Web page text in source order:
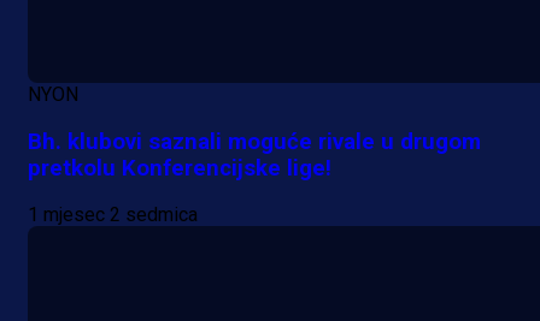
NYON
Bh. klubovi saznali moguće rivale u drugom
pretkolu Konferencijske lige!
1 mjesec 2 sedmica